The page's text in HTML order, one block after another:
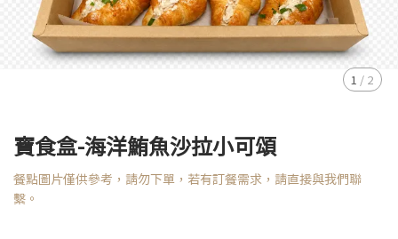
1 / 2
寶食盒-海洋鮪魚沙拉小可頌
餐點圖片僅供參考，請勿下單，若有訂餐需求，請直接與我們聯
繫。